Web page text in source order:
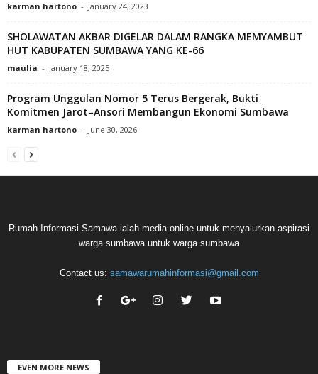
karman hartono - January 24, 2023
SHOLAWATAN AKBAR DIGELAR DALAM RANGKA MEMYAMBUT
HUT KABUPATEN SUMBAWA YANG KE-66
maulia - January 18, 2025
Program Unggulan Nomor 5 Terus Bergerak, Bukti
Komitmen Jarot–Ansori Membangun Ekonomi Sumbawa
karman hartono - June 30, 2026
Rumah Informasi Samawa ialah media online untuk menyalurkan aspirasi
warga sumbawa untuk warga sumbawa
Contact us: samawarumahinformasi@gmail.com
EVEN MORE NEWS